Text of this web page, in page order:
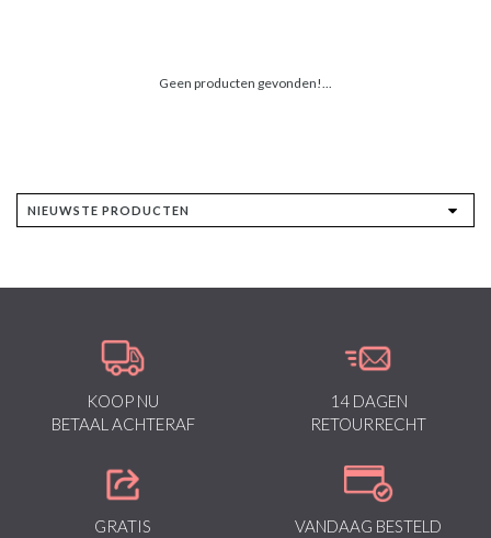
Geen producten gevonden!...
KOOP NU
BETAAL ACHTERAF
14 DAGEN
RETOURRECHT
GRATIS
VANDAAG BESTELD